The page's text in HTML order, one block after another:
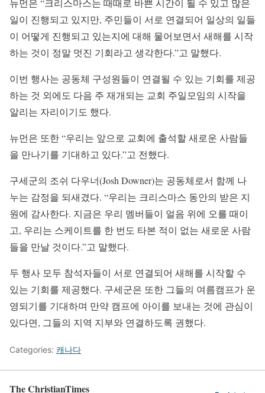
뉴먼은 “크리스마스는 때때로 바쁜 시간이 될 수 있고 많은
일이 진행되고 있지만, 주민들이 서로 연결되어 일상의 일들
이 어떻게 진행되고 있는지에 대해 물어보면서 새해를 시작
하는 것이 정말 멋진 기회라고 생각한다.”고 말했다.
이번 행사는 공동체 구성원들이 연결될 수 있는 기회를 제공
하는 것 외에도 다음 주 재개되는 교회 주일모임의 시작을
알리는 자리이기도 했다.
뉴먼은 또한 “우리는 앞으로 교회에 출석할 새로운 사람들
을 만나기를 기대하고 있다.”고 전했다.
구세군의 조쉬 다우너(Josh Downer)는 공동체로서 함께 나
누는 감정을 되새겼다. “우리는 크리스마스 동안의 받은 지
원에 감사한다. 지금은 우리 멤버들이 얼음 위에 오를 때이
고, 우리는 스케이트를 한 번도 타본 적이 없는 새로운 사람
들을 만날 것이다.”고 말했다.
두 행사 모두 참석자들이 서로 연결되어 새해를 시작할 수
있는 기회를 제공했다. 구세군은 또한 그들의 여름캠프가 운
영되기를 기대하며 만약 캠프에 아이를 보내는 것에 관심이
있다면, 그들의 지역 지부와 연결하도록 권했다.
Categories: 캐나다
The ChristianTimes